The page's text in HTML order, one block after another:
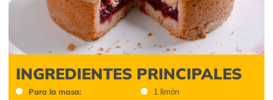
INGREDIENTES PRINCIPALES
Para la masa:
1 limón